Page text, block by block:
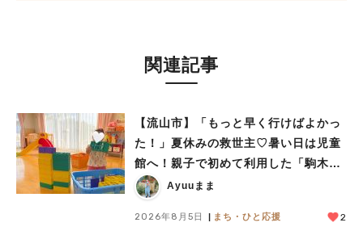
関連記事
【流山市】「もっと早く行けばよかっ
た！」夏休みの救世主♡暑い日は児童
館へ！親子で初めて利用した「駒木台
児童館」レポート
Ayuuまま
2026年8月5日 まち・ひと応援 2